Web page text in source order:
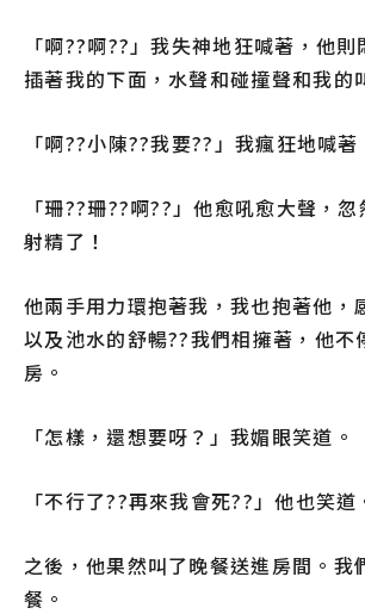
「啊??啊??」我失神地狂喊著，他
插著我的下面，水聲和碰撞聲和我的
「啊??小陳??我要??」我瘋狂地喊著
「珊??珊??啊??」他愈吼愈大聲，
射精了！
他兩手用力環抱著我，我也抱著他，
以及池水的舒暢??我們相擁著，他不
房。
「怎樣，還想要呀？」我媚眼笑道。
「不行了??再來我會死??」他也笑道
之後，他果然叫了晚餐送進房間。我
餐。